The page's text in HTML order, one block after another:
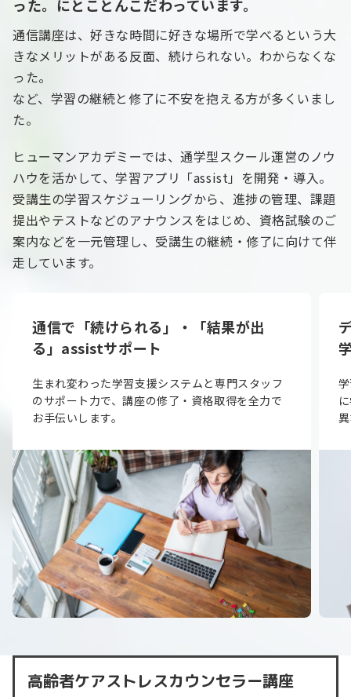
った。にとことんこだわっています。
通信講座は、好きな時間に好きな場所で学べるという大
きなメリットがある反面、続けられない。わからなくな
った。
など、学習の継続と修了に不安を抱える方が多くいまし
た。
ヒューマンアカデミーでは、通学型スクール運営のノウ
ハウを活かして、学習アプリ「assist」を開発・導入。
受講生の学習スケジューリングから、進捗の管理、課題
提出やテストなどのアナウンスをはじめ、資格試験のご
案内などを一元管理し、受講生の継続・修了に向けて伴
走しています。
通信で「続けられる」・「結果が出
る」assistサポート
生まれ変わった学習支援システムと専門スタッフ
のサポート力で、講座の修了・資格取得を全力で
お手伝いします。
高齢者ケアストレスカウンセラー講座